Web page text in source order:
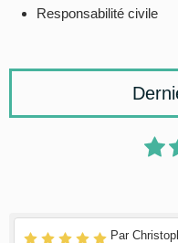
Responsabilité civile
Par